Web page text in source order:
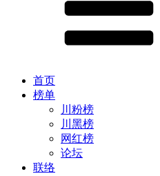
首页
榜单
川粉榜
川黑榜
网红榜
论坛
联络